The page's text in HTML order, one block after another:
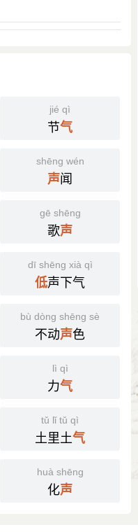
，宝玉竟是不懂。」
jié qì
节气
shēng wén
声闻
gē shēng
歌声
dī shēng xià qì
低声下气
bù dòng shēng sè
不动声色
lì qì
力气
tǔ lǐ tǔ qì
土里土气
huà shēng
化声